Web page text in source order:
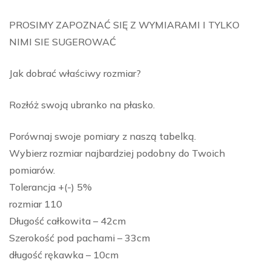
PROSIMY ZAPOZNAĆ SIĘ Z WYMIARAMI I TYLKO
NIMI SIE SUGEROWAĆ
Jak dobrać właściwy rozmiar?
Rozłóż swoją ubranko na płasko.
Porównaj swoje pomiary z naszą tabelką.
Wybierz rozmiar najbardziej podobny do Twoich
pomiarów.
Tolerancja +(-) 5%
rozmiar 110
Długość całkowita – 42cm
Szerokość pod pachami – 33cm
długość rękawka – 10cm